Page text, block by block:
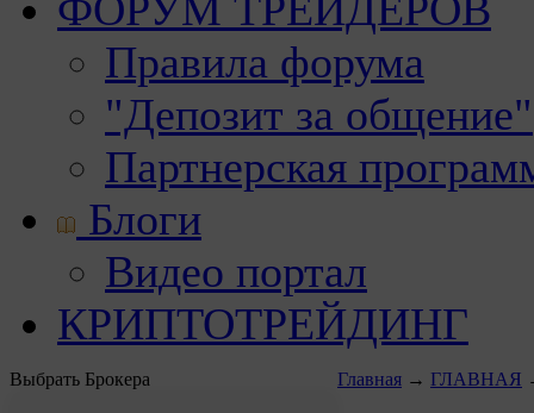
Правила форума
"Депозит за общение"
Партнерская
Блоги
Видео портал
КРИПТОТРЕЙДИНГ
Выбрать Брокера Главная → ГЛАВНАЯ